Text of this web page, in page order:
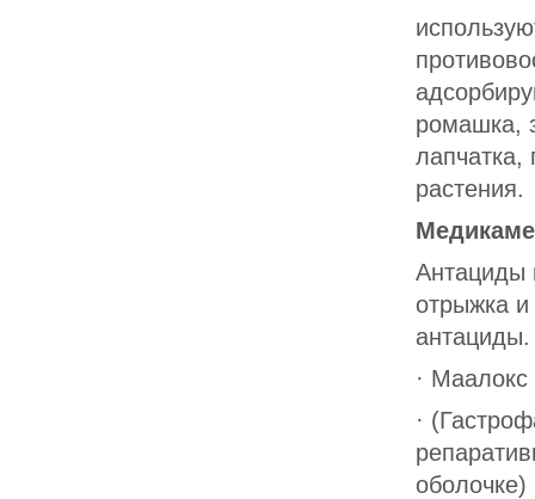
ромашка,
лапчатка,
растения.
Антациды
отрыжка
антациды.
·
·
оболочке)